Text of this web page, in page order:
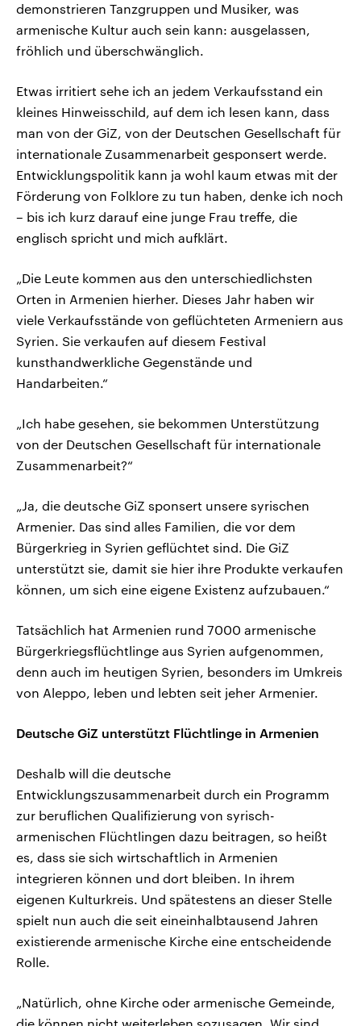
demonstrieren Tanzgruppen und Musiker, was
armenische Kultur auch sein kann: ausgelassen,
fröhlich und überschwänglich.
Etwas irritiert sehe ich an jedem Verkaufsstand ein
kleines Hinweisschild, auf dem ich lesen kann, dass
man von der GiZ, von der Deutschen Gesellschaft für
internationale Zusammenarbeit gesponsert werde.
Entwicklungspolitik kann ja wohl kaum etwas mit der
Förderung von Folklore zu tun haben, denke ich noch
– bis ich kurz darauf eine junge Frau treffe, die
englisch spricht und mich aufklärt.
„Die Leute kommen aus den unterschiedlichsten
Orten in Armenien hierher. Dieses Jahr haben wir
viele Verkaufsstände von geflüchteten Armeniern aus
Syrien. Sie verkaufen auf diesem Festival
kunsthandwerkliche Gegenstände und
Handarbeiten.“
„Ich habe gesehen, sie bekommen Unterstützung
von der Deutschen Gesellschaft für internationale
Zusammenarbeit?“
„Ja, die deutsche GiZ sponsert unsere syrischen
Armenier. Das sind alles Familien, die vor dem
Bürgerkrieg in Syrien geflüchtet sind. Die GiZ
unterstützt sie, damit sie hier ihre Produkte verkaufen
können, um sich eine eigene Existenz aufzubauen.“
Tatsächlich hat Armenien rund 7000 armenische
Bürgerkriegsflüchtlinge aus Syrien aufgenommen,
denn auch im heutigen Syrien, besonders im Umkreis
von Aleppo, leben und lebten seit jeher Armenier.
Deutsche GiZ unterstützt Flüchtlinge in Armenien
Deshalb will die deutsche
Entwicklungszusammenarbeit durch ein Programm
zur beruflichen Qualifizierung von syrisch-
armenischen Flüchtlingen dazu beitragen, so heißt
es, dass sie sich wirtschaftlich in Armenien
integrieren können und dort bleiben. In ihrem
eigenen Kulturkreis. Und spätestens an dieser Stelle
spielt nun auch die seit eineinhalbtausend Jahren
existierende armenische Kirche eine entscheidende
Rolle.
„Natürlich, ohne Kirche oder armenische Gemeinde,